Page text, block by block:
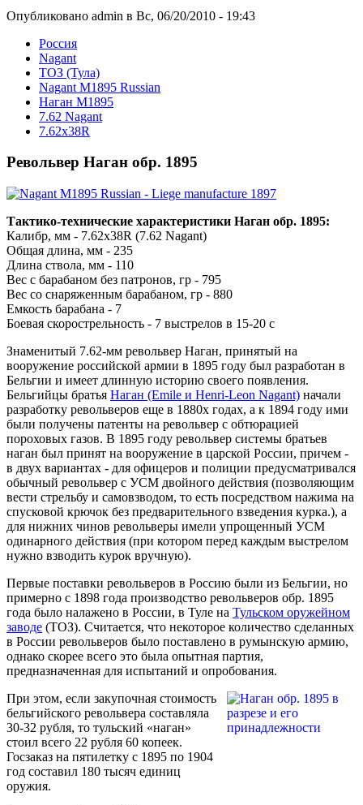
Опубликовано admin в Вс, 06/20/2010 - 19:43
Росcия
Nagant
ТОЗ (Тула)
Nagant M1895 Russian
Наган M1895
7.62 Nagant
7.62x38R
Револьвер Наган обр. 1895
Тактико-технические характеристики Наган обр. 1895:
Калибр, мм - 7.62x38R (7.62 Nagant)
Общая длина, мм - 235
Длина ствола, мм - 110
Вес с барабаном без патронов, гр - 795
Вес со снаряженным барабаном, гр - 880
Емкость барабана - 7
Боевая скорострельность - 7 выстрелов в 15-20 с
Знаменитый 7.62-мм револьвер Наган, принятый на
вооружение российской армии в 1895 году был разработан в
Бельгии и имеет длинную историю своего появления.
Бельгийцы братья Наган (Emile и Henri-Leon Nagant) начали
разработку револьверов еще в 1880х годах, а к 1894 году ими
были получены патенты на револьвер с обтюрацией
пороховых газов. В 1895 году револьвер системы братьев
наган был принят на вооружение в царской России, причем -
в двух вариантах - для офицеров и полиции предусматривался
обычный револьвер с УСМ двойного действия (позволяющим
вести стрельбу и самовзводом, то есть посредством нажима на
спусковой крючок без предварительного взведения курка.), а
для нижних чинов револьверы имели упрощенный УСМ
одинарного действия (при котором перед каждым выстрелом
нужно взводить курок вручную).
Первые поставки револьверов в Россию были из Бельгии, но
примерно с 1898 года производство револьверов обр. 1895
года было налажено в России, в Туле на Тульском оружейном
заводе (ТОЗ). Считается, что некоторое количество сделанных
в России револьверов было поставлено в румынскую армию,
однако скорее всего это была опытная партия,
предназначенная для испытаний и опробования.
При этом, если закупочная стоимость
бельгийского револьвера составляла
30-32 рубля, то тульский «наган»
стоил всего 22 рубля 60 копеек.
Госзаказ на пятилетку с 1895 по 1904
год составил 180 тысяч единиц
оружия.